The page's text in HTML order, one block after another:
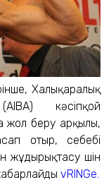
Халықаралық
кәсіпқой
жол беру арқылы,
отыр, себебі
жұдырықтасу үшін
vRINGe.